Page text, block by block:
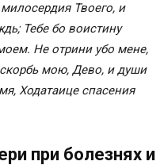
перед иконой,
Твоего, и
Тебе бо воистину
Не отрини убо мене,
мою, Дево, и души
Ходатаице спасения
при болезнях и